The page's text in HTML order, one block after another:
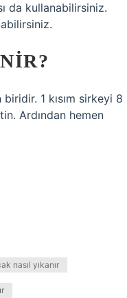
da kullanabilirsiniz.
1 kısım sirkeyi 8
Ardından hemen
nasıl yıkanır